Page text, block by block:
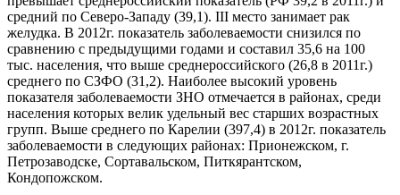
средний по Северо-Западу (39,1). III место занимает рак
желудка. В 2012г. показатель заболеваемости снизился по
сравнению с предыдущими годами и составил 35,6 на 100
тыс. населения, что выше среднероссийского (26,8 в 2011г.)
среднего по СЗФО (31,2). Наиболее высокий уровень
показателя заболеваемости ЗНО отмечается в районах, среди
населения которых велик удельный вес старших возрастных
групп. Выше среднего по Карелии (397,4) в 2012г. показатель
заболеваемости в следующих районах: Прионежском, г.
Петрозаводске, Сортавальском, Питкярантском,
Кондопожском.